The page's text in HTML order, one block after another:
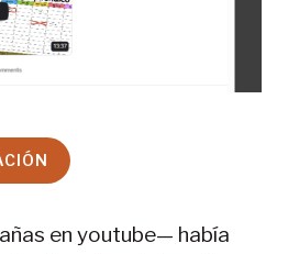
en youtube— había